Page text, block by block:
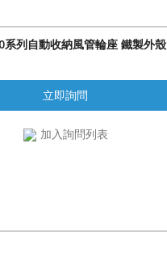
系列自動收納風管輪座 鐵製外殼
立即詢問
加入詢問列表